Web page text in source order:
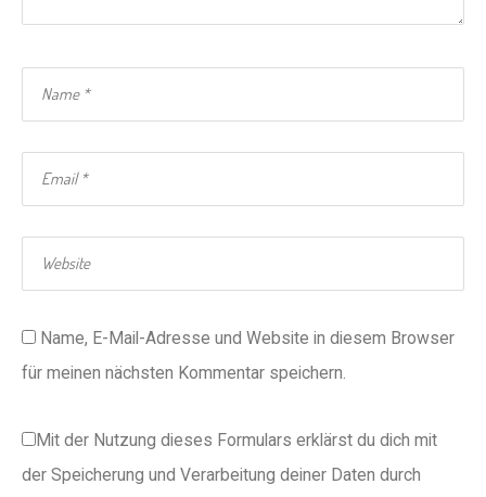
Name, E-Mail-Adresse und Website in diesem Browser
für meinen nächsten Kommentar speichern.
Mit der Nutzung dieses Formulars erklärst du dich mit
der Speicherung und Verarbeitung deiner Daten durch